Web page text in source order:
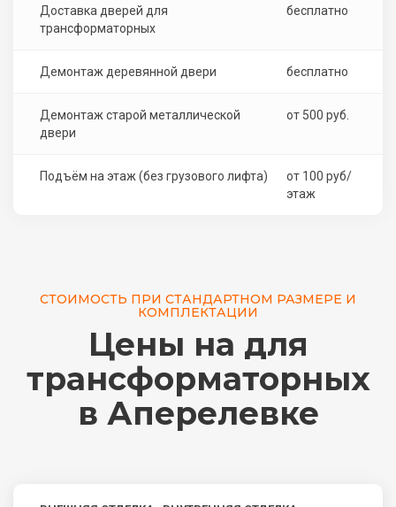
Доставка дверей для
трансформаторных
бесплатно
Демонтаж деревянной двери бесплатно
Демонтаж старой металлической
двери
от 500 руб.
Подъём на этаж (без грузового лифта)
от 100 руб/
этаж
СТОИМОСТЬ ПРИ СТАНДАРТНОМ РАЗМЕРЕ И
КОМПЛЕКТАЦИИ
Цены на для
трансформаторных
в Аперелевке